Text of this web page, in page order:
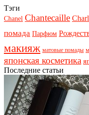
Тэги
Chanel Chantecaille
помада Парфюм
макияж матовые помады
японская косметика
Последние статьи